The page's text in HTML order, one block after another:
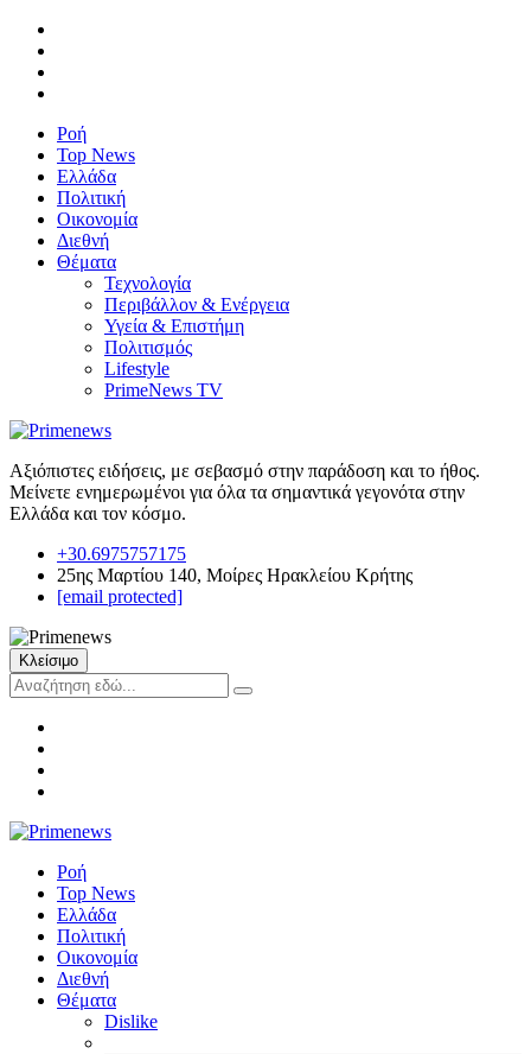
Ροή
Top News
Ελλάδα
Πολιτική
Οικονομία
Διεθνή
Θέματα
Τεχνολογία
Περιβάλλον & Ενέργεια
Υγεία & Επιστήμη
Πολιτισμός
Lifestyle
PrimeNews TV
Αξιόπιστες ειδήσεις, με σεβασμό στην παράδοση και το ήθος.
Μείνετε ενημερωμένοι για όλα τα σημαντικά γεγονότα στην
Ελλάδα και τον κόσμο.
+30.6975757175
25ης Μαρτίου 140, Μοίρες Ηρακλείου Κρήτης
[email protected]
Κλείσιμο
Ροή
Top News
Ελλάδα
Πολιτική
Οικονομία
Διεθνή
Θέματα
Dislike